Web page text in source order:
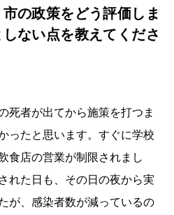
の政策をどう評価しま
ない点を教えてくださ
死者が出てから施策を打つま
ったと思います。すぐに学校
食店の営業が制限されまし
れた日も、その日の夜から実
が、感染者数が減っているの